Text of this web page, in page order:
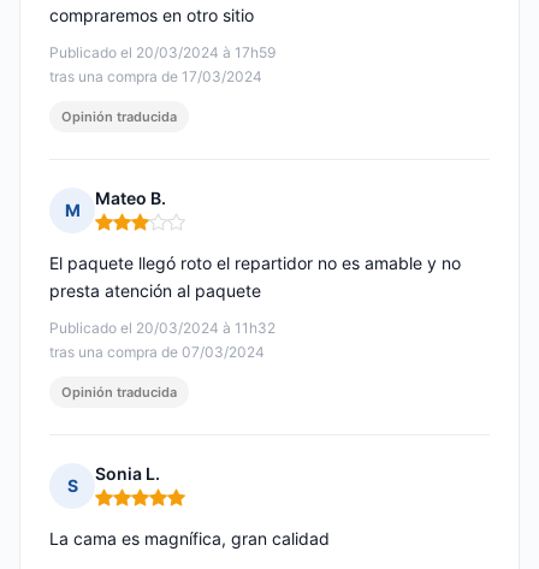
Publicado el 20/03/2024 à 17h59
tras una compra de 17/03/2024
compraremos en otro sitio
Opinión traducida
M
Mateo B.
Nota: 3 de 5
Publicado el 20/03/2024 à 11h32
tras una compra de 07/03/2024
El paquete llegó roto el repartidor no es amable y no
presta atención al paquete
Opinión traducida
S
Sonia L.
Nota: 5 de 5
La cama es magnífica, gran calidad